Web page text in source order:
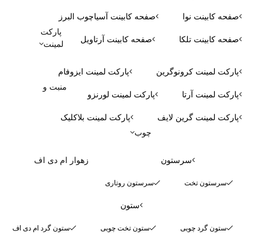
صفحه کابینت نوا صفحه کابینت آسیاچوب البرز
صفحه کابینت تلکا صفحه کابینت آرتاویل
پارکت
لمینت
پارکت لمینت کرونوگرین پارکت لمینت ایزوفام
پارکت لمینت آرتا پارکت لمینت لورنزو
پارکت لمینت گرین لایف پارکت لمینت بلاکلیک
منبت و
چوب
سرستون
سرستون تخت سرستون روتاری
ستون
ستون گرد چوبی ستون تخت چوبی ستون گرد ام دی اف
زهوار ام دی اف